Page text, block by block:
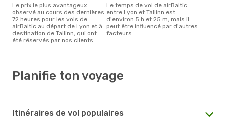
Le prix le plus avantageux
observé au cours des dernières
72 heures pour les vols de
airBaltic au départ de Lyon et à
destination de Tallinn, qui ont
été réservés par nos clients.
Le temps de vol de airBaltic
entre Lyon et Tallinn est
d'environ 5 h et 25 m, mais il
peut être influencé par d'autres
facteurs.
Planifie ton voyage
Itinéraires de vol populaires